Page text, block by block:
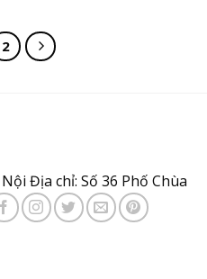
2
Địa chỉ: Số 36 Phố Chùa